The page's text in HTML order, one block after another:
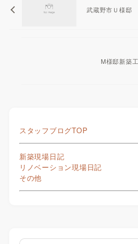
武蔵野市Ｕ様邸
M様邸新築
スタッフブログTOP
新築現場日記
リノベーション現場日記
その他